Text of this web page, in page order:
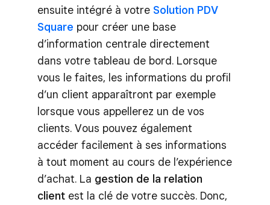
ensuite intégré à votre Solution PDV
Square pour créer une base
d’information centrale directement
dans votre tableau de bord. Lorsque
vous le faites, les informations du profil
d’un client apparaîtront par exemple
lorsque vous appellerez un de vos
clients. Vous pouvez également
accéder facilement à ses informations
à tout moment au cours de l’expérience
d’achat. La gestion de la relation
client est la clé de votre succès. Donc,